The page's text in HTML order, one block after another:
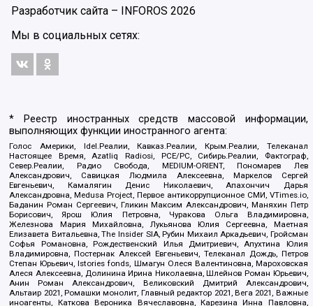
Разработчик сайта – INFOROS 2026
Мы в социальных сетях:
* Реестр иностранных средств массовой информации,
выполняющих функции иностранного агента:
Голос Америки, Idel.Реалии, Кавказ.Реалии, Крым.Реалии, Телеканал
Настоящее Время, Azatliq Radiosi, PCE/PC, Сибирь.Реалии, Фактограф,
Север.Реалии, Радио Свобода, MEDIUM-ORIENT, Пономарев Лев
Александрович, Савицкая Людмила Алексеевна, Маркелов Сергей
Евгеньевич, Камалягин Денис Николаевич, Апахончич Дарья
Александровна, Medusa Project, Первое антикоррупционное СМИ, VTimes.io,
Баданин Роман Сергеевич, Гликин Максим Александрович, Маняхин Петр
Борисович, Ярош Юлия Петровна, Чуракова Ольга Владимировна,
Железнова Мария Михайловна, Лукьянова Юлия Сергеевна, Маетная
Елизавета Витальевна, The Insider SIA, Рубин Михаил Аркадьевич, Гройсман
Софья Романовна, Рождественский Илья Дмитриевич, Апухтина Юлия
Владимировна, Постернак Алексей Евгеньевич, Телеканал Дождь, Петров
Степан Юрьевич, Istories fonds, Шмагун Олеся Валентиновна, Мароховская
Алеся Алексеевна, Долинина Ирина Николаевна, Шлейнов Роман Юрьевич,
Анин Роман Александрович, Великовский Дмитрий Александрович,
Альтаир 2021, Ромашки монолит, Главный редактор 2021, Вега 2021, Важные
иноагенты, Каткова Вероника Вячеславовна, Карезина Инна Павловна,